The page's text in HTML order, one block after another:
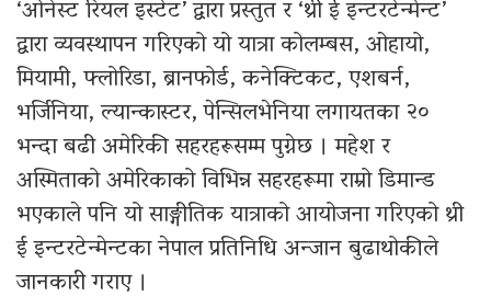
‘ओनेस्ट रियल इस्टेट’ द्वारा प्रस्तुत र ‘थ्री ई इन्टरटेन्मेन्ट’
द्वारा व्यवस्थापन गरिएको यो यात्रा कोलम्बस, ओहायो,
मियामी, फ्लोरिडा, ब्रानफोर्ड, कनेक्टिकट, एशबर्न,
भर्जिनिया, ल्यान्कास्टर, पेन्सिलभेनिया लगायतका २०
भन्दा बढी अमेरिकी सहरहरूसम्म पुग्नेछ । महेश र
अस्मिताको अमेरिकाको विभिन्न सहरहरूमा राम्रो डिमान्ड
भएकाले पनि यो साङ्गीतिक यात्राको आयोजना गरिएको थ्री
ई इन्टरटेन्मेन्टका नेपाल प्रतिनिधि अन्जान बुढाथोकीले
जानकारी गराए ।